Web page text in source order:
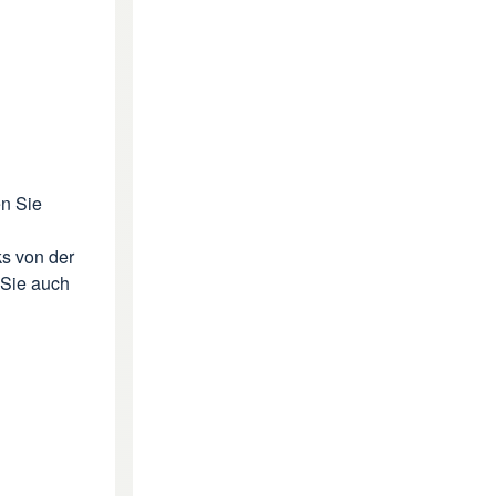
Sie
von der
auch